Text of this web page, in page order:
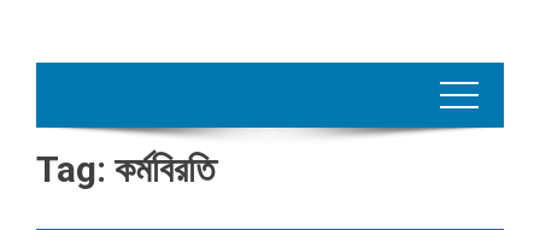
Tag: কর্মবিরতি